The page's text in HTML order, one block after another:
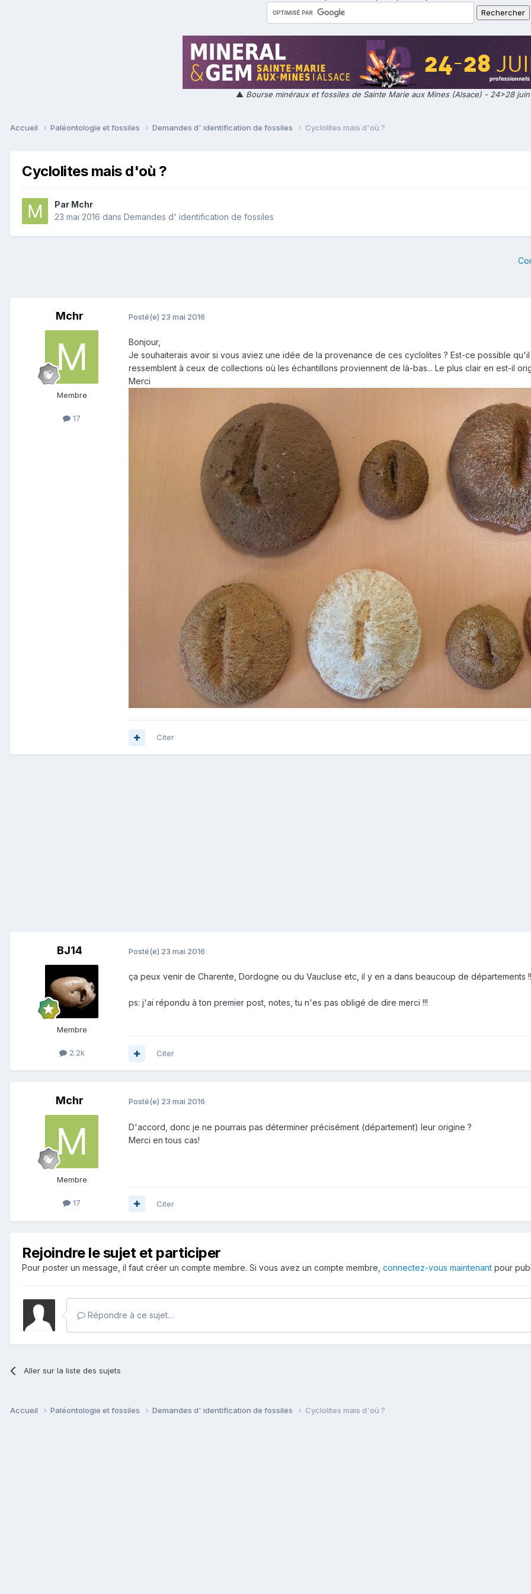
▲ Bourse minéraux et fossiles de Sainte Marie aux Mines (Alsace) - 24>28
Accueil Paléontologie et fossiles Demandes d' identification de fossiles Cyclolites mais d'où ?
Cyclolites mais d'où ?
Par Mchr
23 mai 2016 dans Demandes d' identification de fossiles
Mchr
Membre
17
Posté(e) 23 mai 2016
Bonjour,
Je souhaiterais avoir si vous aviez une idée de la provenance de ces cyclolites ? Est-ce possible
ressemblent à ceux de collections où les échantillons proviennent de là-bas... Le plus clair en est-il
Merci
Citer
BJ14
Membre
2.2k
Posté(e) 23 mai 2016
ça peux venir de Charente, Dordogne ou du Vaucluse etc, il y en a dans beaucoup de départements
ps: j'ai répondu à ton premier post, notes, tu n'es pas obligé de dire merci !!!
Citer
Mchr
Membre
17
Posté(e) 23 mai 2016
D'accord, donc je ne pourrais pas déterminer précisément (département) leur origine ?
Merci en tous cas!
Citer
Rejoindre le sujet et participer
Pour poster un message, il faut créer un compte membre. Si vous avez un compte membre, connectez-vous maintenant pour
Répondre à ce sujet…
Aller sur la liste des sujets
Accueil Paléontologie et fossiles Demandes d' identification de fossiles Cyclolites mais d'où ?